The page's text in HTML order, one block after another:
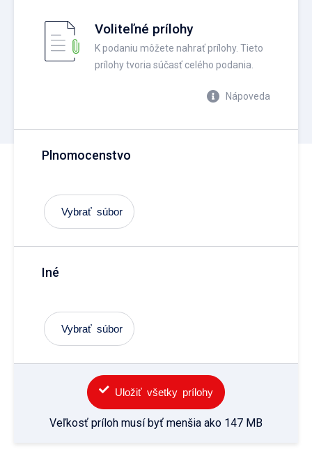
Voliteľné prílohy
K podaniu môžete nahrať prílohy. Tieto
prílohy tvoria súčasť celého podania.
Nápoveda
Plnomocenstvo
Vybrať súbor
Iné
Vybrať súbor
Uložiť všetky prílohy
Veľkosť príloh musí byť menšia ako 147 MB